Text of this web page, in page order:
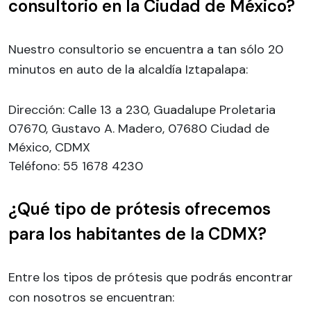
consultorio en la Ciudad de México?
Nuestro consultorio se encuentra a tan sólo 20
minutos en auto de la alcaldía Iztapalapa:
Dirección: Calle 13 a 230, Guadalupe Proletaria
07670, Gustavo A. Madero, 07680 Ciudad de
México, CDMX
Teléfono: 55 1678 4230
¿Qué tipo de prótesis ofrecemos
para los habitantes de la CDMX?
Entre los tipos de prótesis que podrás encontrar
con nosotros se encuentran: